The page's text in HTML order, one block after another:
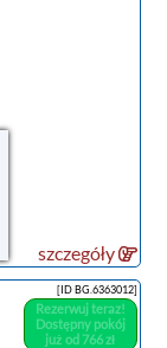
szczegóły
[ID BG.6363012]
Rezerwuj teraz!
Dostępny pokój
już od 766 zł